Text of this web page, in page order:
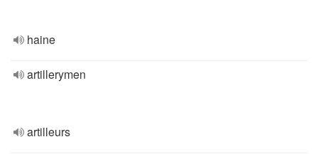
haine
artillerymen
artilleurs